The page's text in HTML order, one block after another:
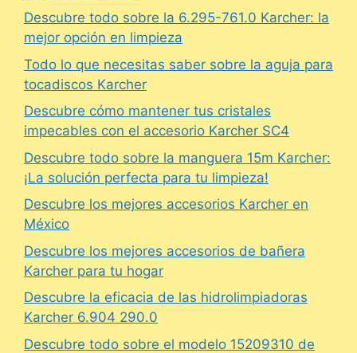
Descubre todo sobre la 6.295-761.0 Karcher: la
mejor opción en limpieza
Todo lo que necesitas saber sobre la aguja para
tocadiscos Karcher
Descubre cómo mantener tus cristales
impecables con el accesorio Karcher SC4
Descubre todo sobre la manguera 15m Karcher:
¡La solución perfecta para tu limpieza!
Descubre los mejores accesorios Karcher en
México
Descubre los mejores accesorios de bañera
Karcher para tu hogar
Descubre la eficacia de las hidrolimpiadoras
Karcher 6.904 290.0
Descubre todo sobre el modelo 15209310 de